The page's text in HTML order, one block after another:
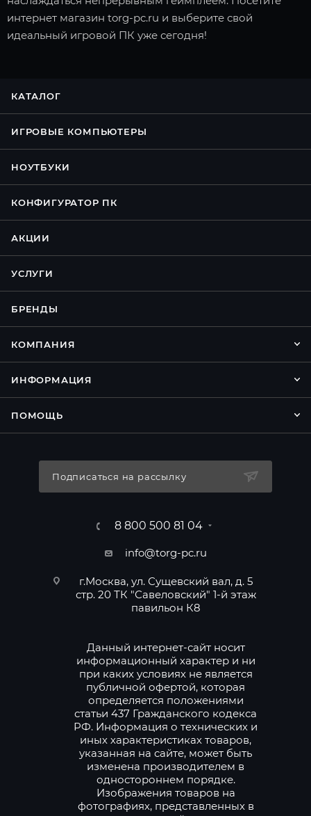
интернет магазин torg-pc.ru и выберите свой
идеальный игровой ПК уже сегодня!
КАТАЛОГ
ИГРОВЫЕ КОМПЬЮТЕРЫ
НОУТБУКИ
КОНФИГУРАТОР ПК
АКЦИИ
УСЛУГИ
БРЕНДЫ
КОМПАНИЯ
ИНФОРМАЦИЯ
ПОМОЩЬ
Подписаться на рассылку
8 800 500 81 04
info@torg-pc.ru
г.Москва, ул. Сущевский вал, д. 5
стр. 20 ТК "Савеловский" 1-й этаж
павильон К8
Данный интернет-сайт носит
информационный характер и ни
при каких условиях не является
публичной офертой, которая
определяется положениями
статьи 437 Гражданского кодекса
РФ. Информация о технических и
иных характеристиках товаров,
указанная на сайте, может быть
изменена производителем в
одностороннем порядке.
Изображения товаров на
фотографиях, представленных в